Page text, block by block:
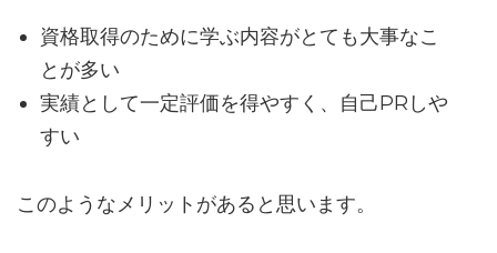
資格取得のために学ぶ内容がとても大事なこ
とが多い
実績として一定評価を得やすく、自己PRしや
すい
このようなメリットがあると思います。